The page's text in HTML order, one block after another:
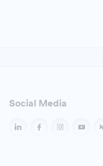
Social Media